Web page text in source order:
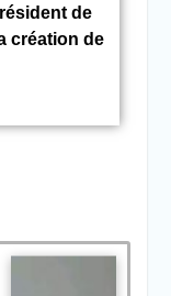
de
création de